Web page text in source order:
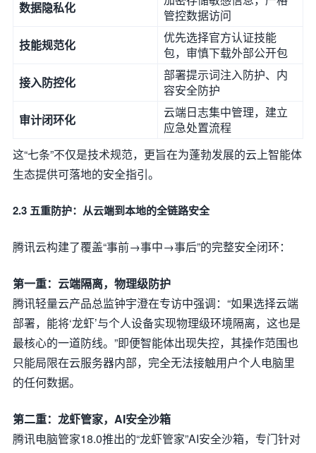
数据隐私化
管控数据访问
技能规范化
优先选择官方认证技能
包，审慎下载外部公开包
接入防控化
部署提示词注入防护、内
容安全防护
审计闭环化
云端日志集中管理，建立
应急处置流程
这“七条”不仅是技术规范，更旨在为蓬勃发展的云上智能体
生态提供可落地的安全指引。
2.3 五重防护：从云端到本地的全链路安全
腾讯云构建了覆盖“事前→事中→事后”的完整安全闭环：
第一重：云端隔离，物理级防护
腾讯轻量云产品总监钟宇澄在专访中强调：“如果选择云端
部署，能将‘龙虾’与个人设备实现物理级环境隔离，这也是
最核心的一道防线。”即便智能体出现失控，其操作范围也
只能局限在云服务器内部，完全无法接触用户个人电脑里
的任何数据。
第二重：龙虾管家，AI安全沙箱
腾讯电脑管家18.0推出的“龙虾管家”AI安全沙箱，专门针对